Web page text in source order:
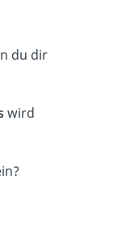
du dir
wird